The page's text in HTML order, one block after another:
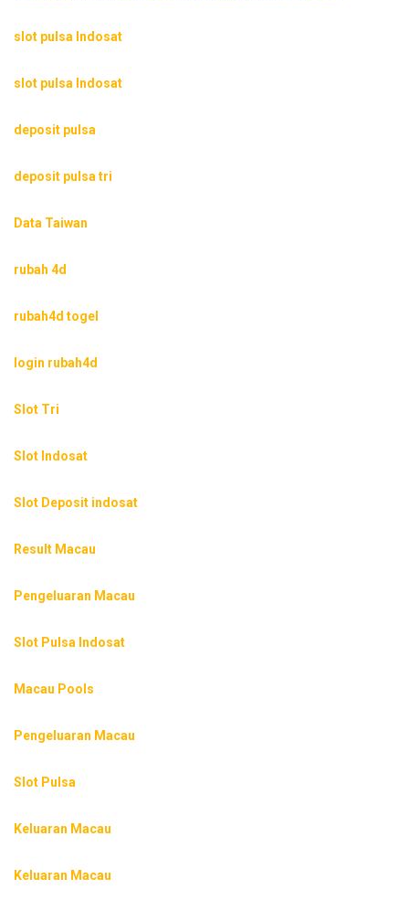
slot pulsa Indosat
slot pulsa Indosat
deposit pulsa
deposit pulsa tri
Data Taiwan
rubah 4d
rubah4d togel
login rubah4d
Slot Tri
Slot Indosat
Slot Deposit indosat
Result Macau
Pengeluaran Macau
Slot Pulsa Indosat
Macau Pools
Pengeluaran Macau
Slot Pulsa
Keluaran Macau
Keluaran Macau